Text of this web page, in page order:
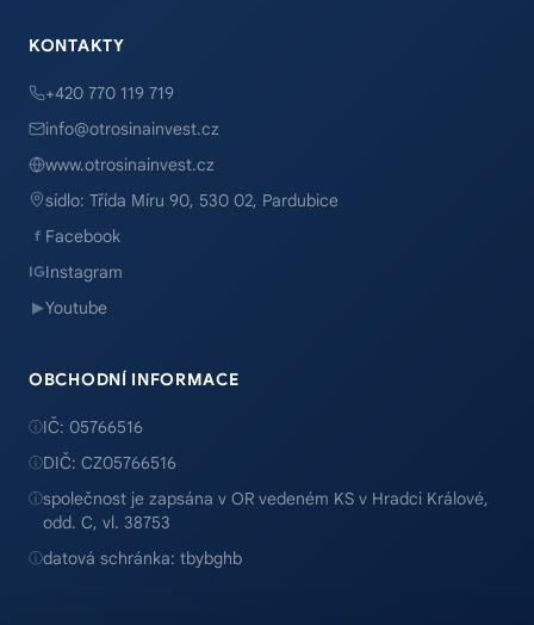
KONTAKTY
+420 770 119 719
info@otrosinainvest.cz
www.otrosinainvest.cz
sídlo: Třída Míru 90, 530 02, Pardubice
f Facebook
IGInstagram
▶Youtube
OBCHODNÍ INFORMACE
ⓘIČ: 05766516
ⓘDIČ: CZ05766516
ⓘspolečnost je zapsána v OR vedeném KS v Hradci Králové,
odd. C, vl. 38753
ⓘdatová schránka: tbybghb